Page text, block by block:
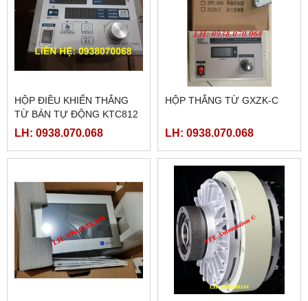
HỘP ĐIỀU KHIỂN THẮNG
TỪ BÁN TỰ ĐỘNG KTC812
LH: 0938.070.068
HỘP THẮNG TỪ GXZK-C
LH: 0938.070.068